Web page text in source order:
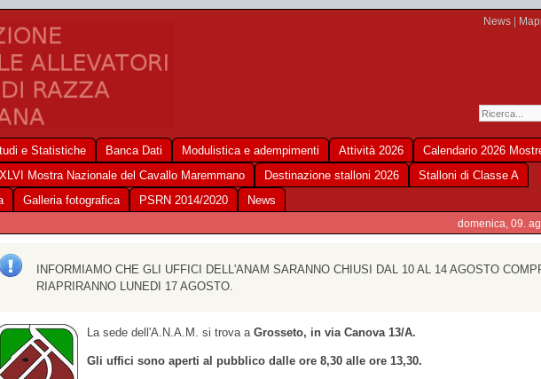
News
e Statistiche Banca Dati Modulistica e adempimenti Attività 2026
Calendario 2026
XLVI Mostra Nazionale del Cavallo Maremmano Destinazione stalloni 2026
Stalloni di Classe A
Galleria fotografica PSRN 2014/2020 News
domenica, 09.
INFORMIAMO CHE GLI UFFICI DELL'ANAM SARANNO CHIUSI DAL 10 AL 14 AGOSTO
RIAPRIRANNO LUNEDI 17 AGOSTO.
La sede dell'A.N.A.M. si trova a Grosseto, in via Canova 13/A.
Gli uffici sono aperti al pubblico dalle ore 8,30 alle ore 13,30.